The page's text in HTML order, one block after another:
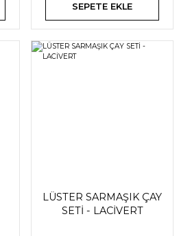
SEPETE EKLE
LÜSTER SARMAŞIK ÇAY
SETİ - LACİVERT